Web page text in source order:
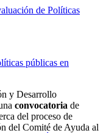
de Políticas
públicas en
y Desarrollo
convocatoria de
del proceso de
del Comité de Ayuda al